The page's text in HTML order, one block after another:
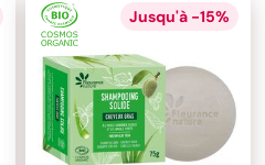
Jusqu'à -15%